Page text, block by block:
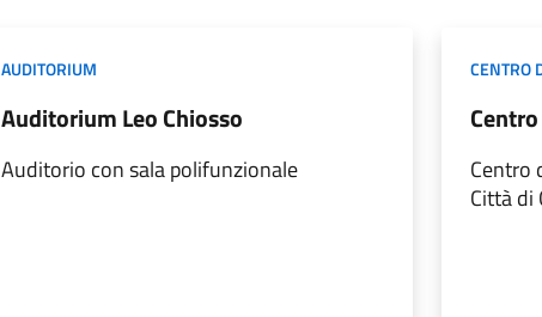
AUDITORIUM
Auditorium Leo Chiosso
Auditorio con sala polifunzionale
CENTRO
Centro
Città di